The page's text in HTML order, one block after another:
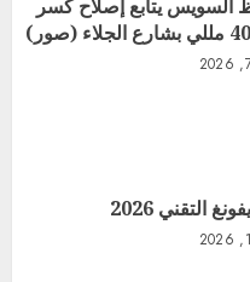
السويس يتابع إصلاح كسر
التقني 2026